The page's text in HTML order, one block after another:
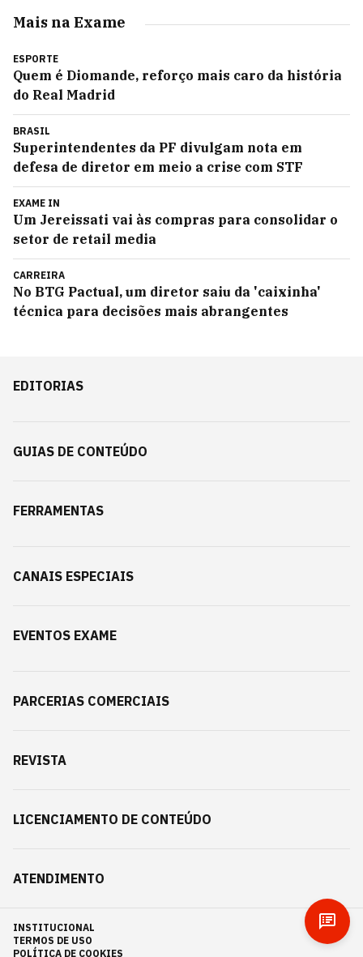
Mais na Exame
ESPORTE
Quem é Diomande, reforço mais caro da história
do Real Madrid
BRASIL
Superintendentes da PF divulgam nota em
defesa de diretor em meio a crise com STF
EXAME IN
Um Jereissati vai às compras para consolidar o
setor de retail media
CARREIRA
No BTG Pactual, um diretor saiu da 'caixinha'
técnica para decisões mais abrangentes
EDITORIAS
GUIAS DE CONTEÚDO
FERRAMENTAS
CANAIS ESPECIAIS
EVENTOS EXAME
PARCERIAS COMERCIAIS
REVISTA
LICENCIAMENTO DE CONTEÚDO
ATENDIMENTO
INSTITUCIONAL
TERMOS DE USO
POLÍTICA DE COOKIES